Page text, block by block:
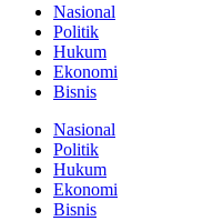
Nasional
Politik
Hukum
Ekonomi
Bisnis
Nasional
Politik
Hukum
Ekonomi
Bisnis